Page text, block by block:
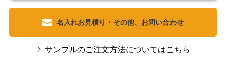
名入れお見積り・その他、お問い合わせ
サンプルのご注文方法についてはこちら